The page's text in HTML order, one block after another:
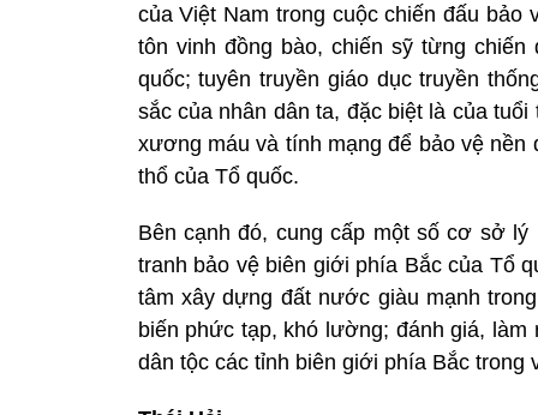
của Việt Nam trong cuộc chiến đấu
tôn vinh đồng bào, chiến sỹ từng
quốc; tuyên truyền giáo dục truyền
sắc của nhân dân ta, đặc biệt là của
xương máu và tính mạng để bảo vệ nền
thổ của Tổ quốc.
Bên cạnh đó, cung cấp một số cơ sở
tranh bảo vệ biên giới phía Bắc của Tổ
tâm xây dựng đất nước giàu mạnh
biến phức tạp, khó lường; đánh giá,
dân tộc các tỉnh biên giới phía Bắc trong